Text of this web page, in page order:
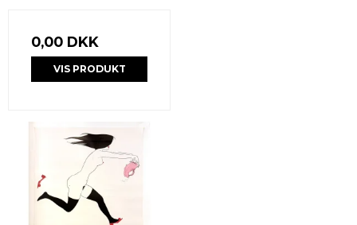
0,00 DKK
VIS PRODUKT